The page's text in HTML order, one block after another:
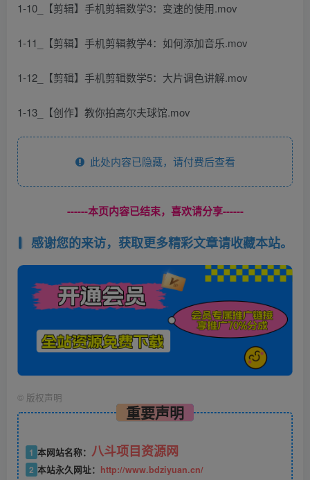
1-10_【剪辑】手机剪辑数学3：变速的使用.mov
1-11_【剪辑】手机剪辑教学4：如何添加音乐.mov
1-12_【剪辑】手机剪辑数学5：大片调色讲解.mov
1-13_【创作】教你拍高尔夫球馆.mov
此处内容已隐藏，请付费后查看
------本页内容已结束，喜欢请分享------
感谢您的来访，获取更多精彩文章请收藏本站。
© 版权声明
重要声明
1 本网站名称： 八斗项目资源网
2 本站永久网址： http://www.bdziyuan.cn/